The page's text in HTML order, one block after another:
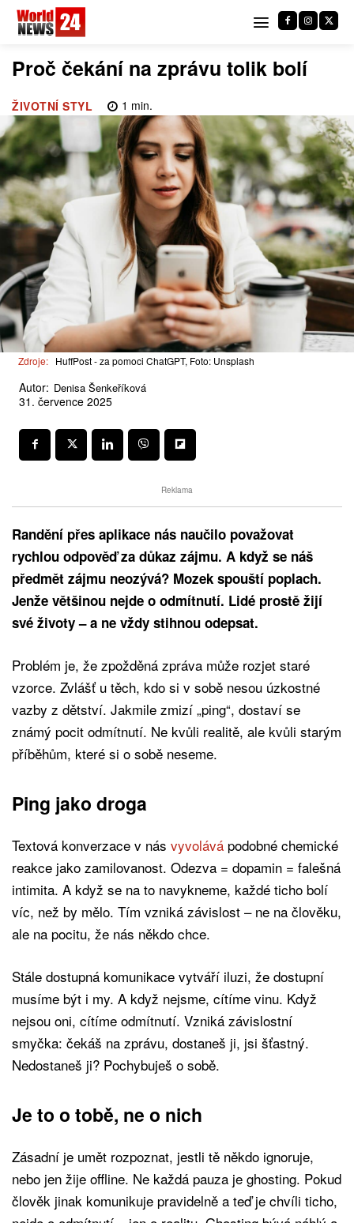
Proč čekání na zprávu tolik bolí
ŽIVOTNÍ STYL 1 min.
Zdroje: HuffPost - za pomoci ChatGPT, Foto: Unsplash
Autor: Denisa Šenkeříková
31. července 2025
Reklama
Randění přes aplikace nás naučilo považovat
rychlou odpověď za důkaz zájmu. A když se náš
předmět zájmu neozývá? Mozek spouští poplach.
Jenže většinou nejde o odmítnutí. Lidé prostě žijí
své životy – a ne vždy stihnou odepsat.
Problém je, že zpožděná zpráva může rozjet staré
vzorce. Zvlášť u těch, kdo si v sobě nesou úzkostné
vazby z dětství. Jakmile zmizí „ping“, dostaví se
známý pocit odmítnutí. Ne kvůli realitě, ale kvůli starým
příběhům, které si o sobě neseme.
Ping jako droga
Textová konverzace v nás vyvolává podobné chemické
reakce jako zamilovanost. Odezva = dopamin = falešná
intimita. A když se na to navykneme, každé ticho bolí
víc, než by mělo. Tím vzniká závislost – ne na člověku,
ale na pocitu, že nás někdo chce.
Stále dostupná komunikace vytváří iluzi, že dostupní
musíme být i my. A když nejsme, cítíme vinu. Když
nejsou oni, cítíme odmítnutí. Vzniká závislostní
smyčka: čekáš na zprávu, dostaneš ji, jsi šťastný.
Nedostaneš ji? Pochybuješ o sobě.
Je to o tobě, ne o nich
Zásadní je umět rozpoznat, jestli tě někdo ignoruje,
nebo jen žije offline. Ne každá pauza je ghosting. Pokud
člověk jinak komunikuje pravidelně a teď je chvíli ticho,